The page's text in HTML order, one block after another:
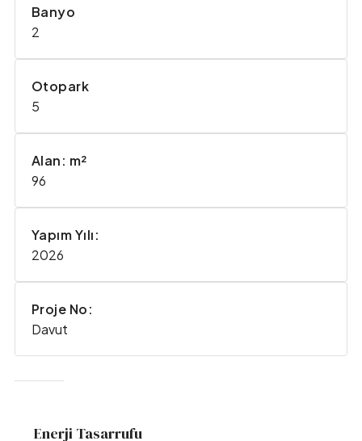
Banyo
2
Otopark
5
Alan: m²
96
Yapım Yılı:
2026
Proje No:
Davut
Enerji Tasarrufu